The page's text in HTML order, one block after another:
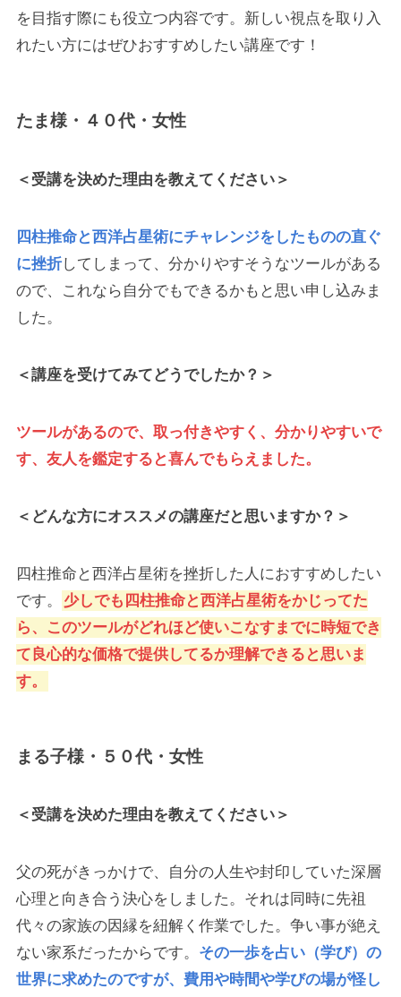
を目指す際にも役立つ内容です。新しい視点を取り入
れたい方にはぜひおすすめしたい講座です！
たま様・４０代・女性
＜受講を決めた理由を教えてください＞
四柱推命と西洋占星術にチャレンジをしたものの直ぐ
に挫折してしまって、分かりやすそうなツールがある
ので、これなら自分でもできるかもと思い申し込みま
した。
＜講座を受けてみてどうでしたか？＞
ツールがあるので、取っ付きやすく、分かりやすいで
す、友人を鑑定すると喜んでもらえました。
＜どんな方にオススメの講座だと思いますか？＞
四柱推命と西洋占星術を挫折した人におすすめしたい
です。
少しでも四柱推命と西洋占星術をかじってた
ら、このツールがどれほど使いこなすまでに時短でき
て良心的な価格で提供してるか理解できると思いま
す。
まる子様・５０代・女性
＜受講を決めた理由を教えてください＞
父の死がきっかけで、自分の人生や封印していた深層
心理と向き合う決心をしました。それは同時に先祖
代々の家族の因縁を紐解く作業でした。争い事が絶え
ない家系だったからです。 その一歩を占い（学び）の
世界に求めたのですが、費用や時間や学びの場が怪し